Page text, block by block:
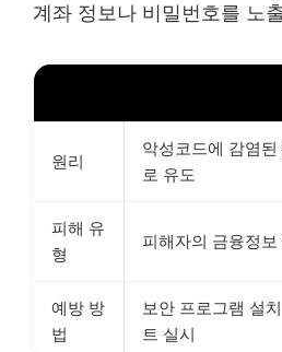
계좌 정보나 비밀번호를 노
원리
악성코드에 감염
로 유도
피해 유
형
피해자의 금융정보
예방 방
법
보안 프로그램 설
트 실시